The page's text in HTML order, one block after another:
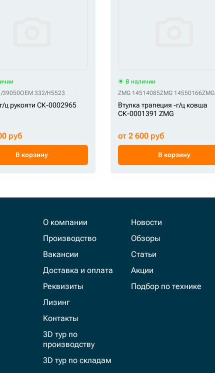
39050OEM 332/H5523
ц рукояти СК-0002965
руб
В корзину
В наличии
ZMG 14514085ZMG 14550166
Втулка трапеция -г/ц ковша
СК-0001391 ZMG
от 2 600 руб
В корзину
О компании
Производство
Вакансии
Доставка и оплата
Реквизиты
Лизинг
Контакты
3D тур по
производству
3D тур по складам
Новости
Обзоры
Статьи
Акции
Подбор по технике